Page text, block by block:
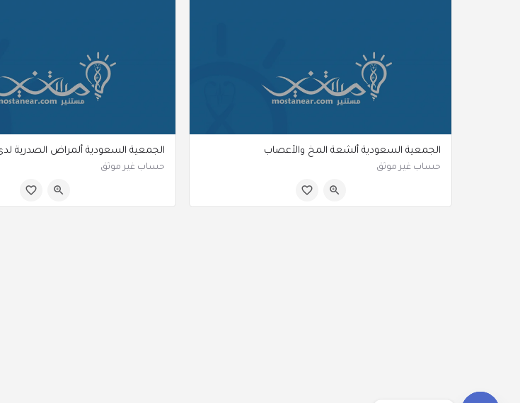
الجمعية السعودية ألشعة المخ والأعصاب
حساب غير موثق
الجمعية السعودية ألمراض الصدرية
حساب غير موثق